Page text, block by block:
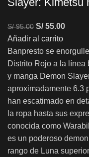
S/95.00 S/55.00
Añadir al carrito
Banpresto se
Distrito Rojo a la línea
y manga Demon
aproximadamente 6.3
han escatimado en
la ropa hasta sus
conocida como
es un poderoso
rango de Luna